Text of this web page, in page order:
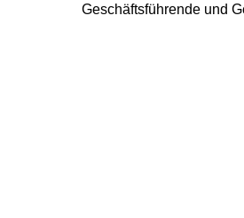
Geschäftsführende und